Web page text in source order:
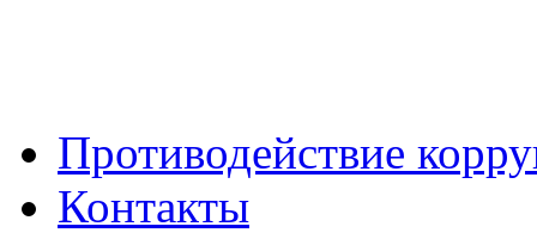
Противодействие
Контакты